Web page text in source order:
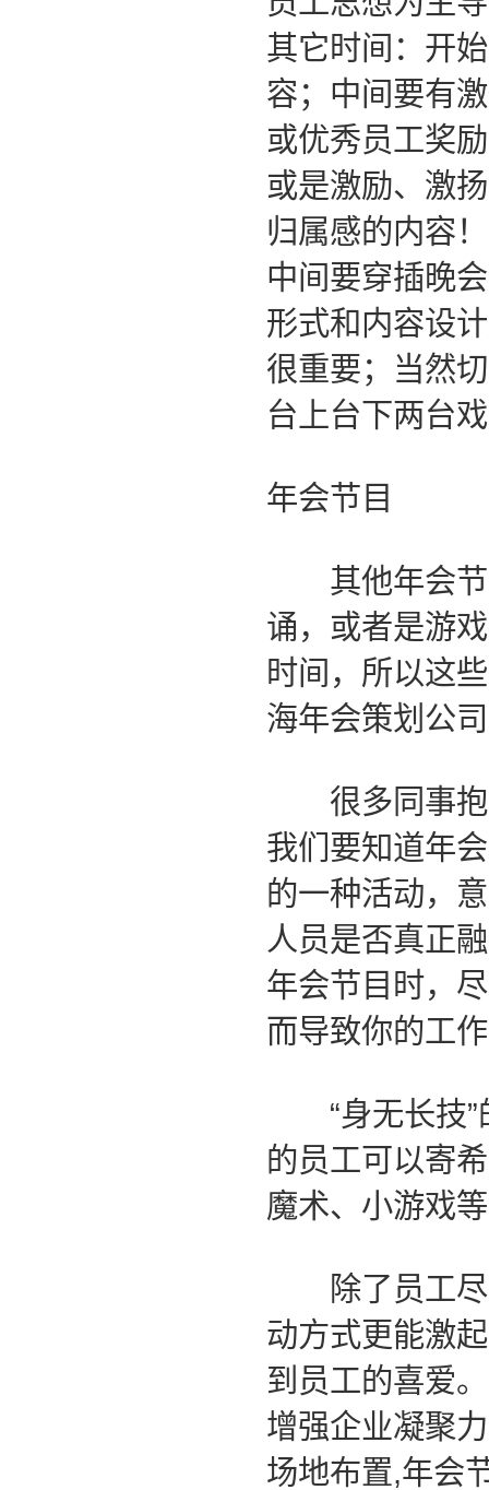
其它时间：开
容；中间要有
或优秀员工奖
或是激励、激
归属感的内容！
中间要穿插晚
形式和内容设
很重要；当然
台上台下两台
年会节目
其他年会节
诵，或者是游
时间，所以这
海年会策划公
很多同事抱
我们要知道年
的一种活动，
人员是否真正
年会节目时，
而导致你的工
“身无长技”
的员工可以寄
魔术、小游戏
除了员工尽
动方式更能激
到员工的喜爱
增强企业凝聚
场地布置,年会